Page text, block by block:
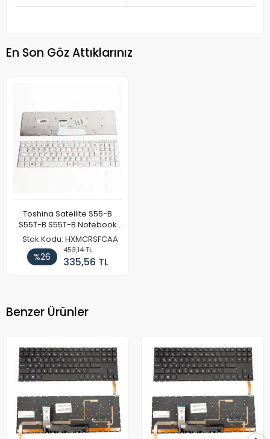
En Son Göz Attıklarınız
Toshina Satellite S55-B
S55T-B S55T-B Notebook
Klavye Beyaz
Stok Kodu: HXMCRSFCAA
%26
453,14 TL
335,56 TL
Benzer Ürünler